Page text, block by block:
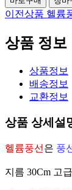
이전상품 헬륨
상품 정보
상품정보
배송정보
교환정보
상품 상세설
헬륨풍선 은 풍
지름 30Cm 고